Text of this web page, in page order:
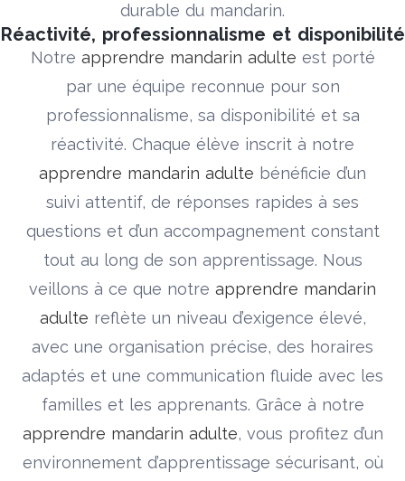
durable du mandarin.
Réactivité, professionnalisme et disponibilité
Notre apprendre mandarin adulte est porté
par une équipe reconnue pour son
professionnalisme, sa disponibilité et sa
réactivité. Chaque élève inscrit à notre
apprendre mandarin adulte bénéficie d’un
suivi attentif, de réponses rapides à ses
questions et d’un accompagnement constant
tout au long de son apprentissage. Nous
veillons à ce que notre apprendre mandarin
adulte reflète un niveau d’exigence élevé,
avec une organisation précise, des horaires
adaptés et une communication fluide avec les
familles et les apprenants. Grâce à notre
apprendre mandarin adulte, vous profitez d’un
environnement d’apprentissage sécurisant, où